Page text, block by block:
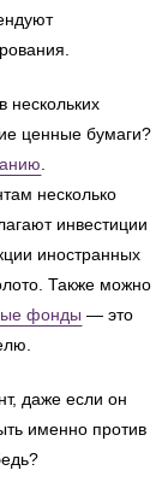
нескольких
ценные бумаги?
несколько
инвестиции
иностранных
Также можно
фонды — это
даже если он
именно против